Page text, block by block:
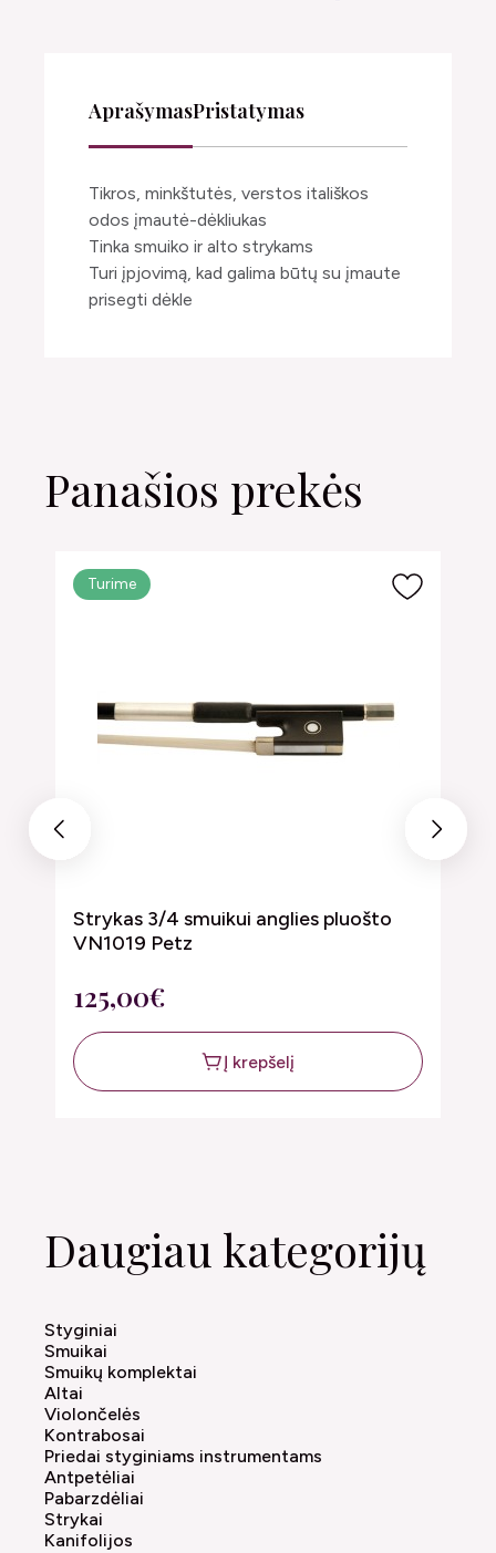
AprašymasPristatymas
Tikros, minkštutės, verstos itališkos
odos įmautė-dėkliukas
Tinka smuiko ir alto strykams
Turi įpjovimą, kad galima būtų su įmaute
prisegti dėkle
Panašios prekės
Previous
Turime
Strykas 3/4 smuikui anglies pluošto
VN1019 Petz
125,00€
Į krepšelį
Next
Daugiau kategorijų
Styginiai
Smuikai
Smuikų komplektai
Altai
Violončelės
Kontrabosai
Priedai styginiams instrumentams
Antpetėliai
Pabarzdėliai
Strykai
Kanifolijos